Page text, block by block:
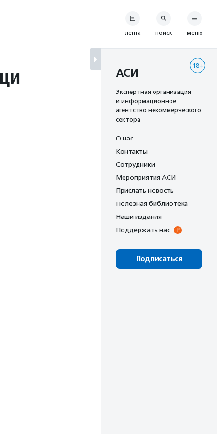
лента поиск меню
18+
АСИ
Экспертная организация
и информационное
агентство некоммерческого
сектора
О нас
Контакты
Сотрудники
Мероприятия АСИ
Прислать новость
Полезная библиотека
Наши издания
Поддержать нас
Подписаться